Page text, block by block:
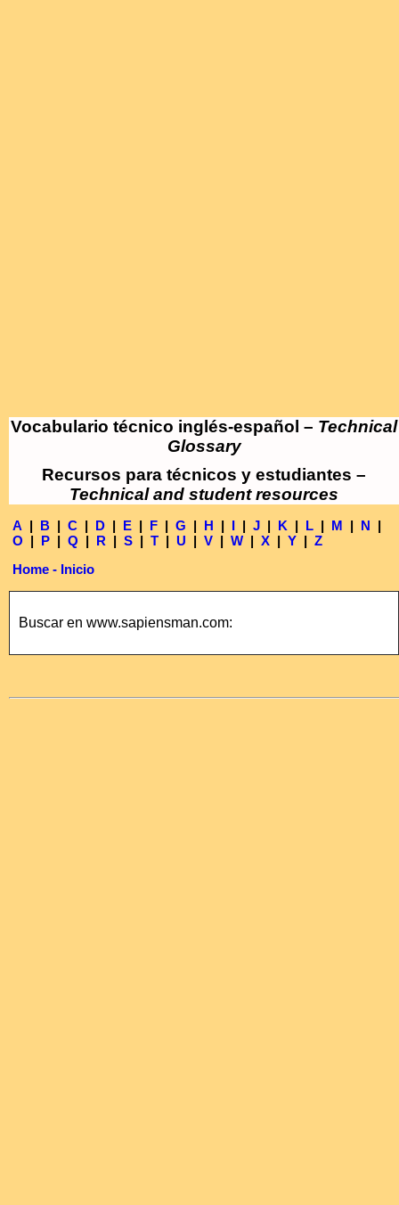
Vocabulario técnico inglés-español – Technical
Glossary
Recursos para técnicos y estudiantes –
Technical and student resources
A | B | C | D | E | F | G | H | I | J | K | L | M | N |
O | P | Q | R | S | T | U | V | W | X | Y | Z
Home - Inicio
Buscar en www.sapiensman.com: